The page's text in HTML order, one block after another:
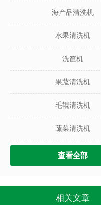
海产品清洗机
水果清洗机
洗筐机
果蔬清洗机
毛辊清洗机
蔬菜清洗机
查看全部
相关文章